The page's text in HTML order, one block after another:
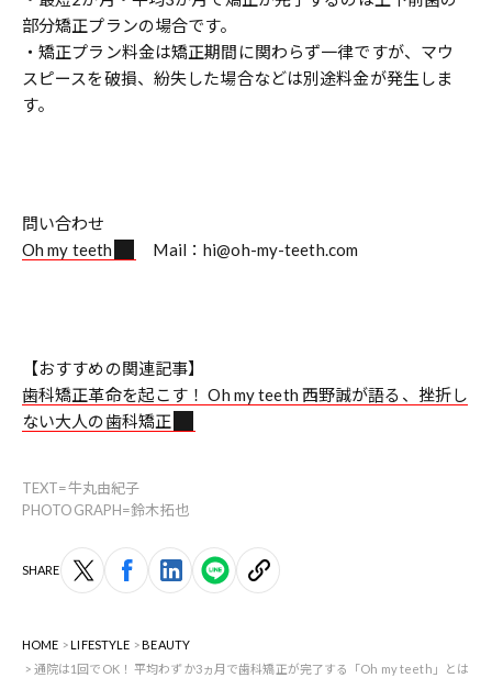
部分矯正プランの場合です。
・矯正プラン料金は矯正期間に関わらず一律ですが、マウ
スピースを破損、紛失した場合などは別途料金が発生しま
す。
問い合わせ
Oh my teeth
Mail：hi@oh-my-teeth.com
【おすすめの関連記事】
歯科矯正革命を起こす！ Oh my teeth 西野誠が語る、挫折し
ない大人の歯科矯正
TEXT=牛丸由紀子
PHOTOGRAPH=鈴木拓也
SHARE
HOME LIFESTYLE
BEAUTY
通院は1回でOK！ 平均わずか3ヵ月で歯科矯正が完了する「Oh my teeth」とは